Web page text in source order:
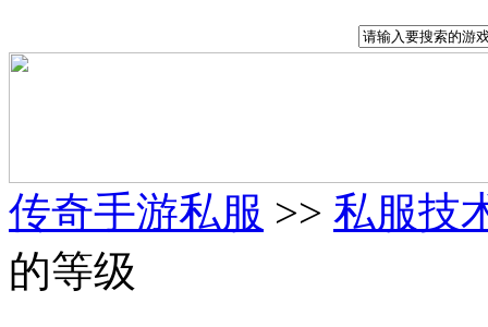
传奇手游私服 >> 私服技
的等级